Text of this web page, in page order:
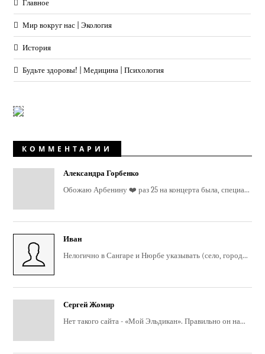
Главное
Мир вокруг нас | Экология
История
Будьте здоровы! | Медицина | Психология
КОММЕНТАРИИ
Александра Горбенко
Обожаю Арбенину ❤️ раз 25 на концерта была, специа...
Иван
Нелогично в Сангаре и Нюрбе указывать (село, город...
Сергей Жомир
Нет такого сайта - «Мой Эльдикан». Правильно он на...